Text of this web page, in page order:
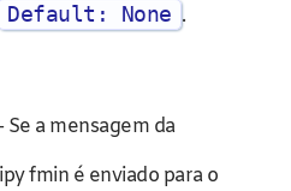
Default: None .
Se a mensagem da
fmin é enviado para o